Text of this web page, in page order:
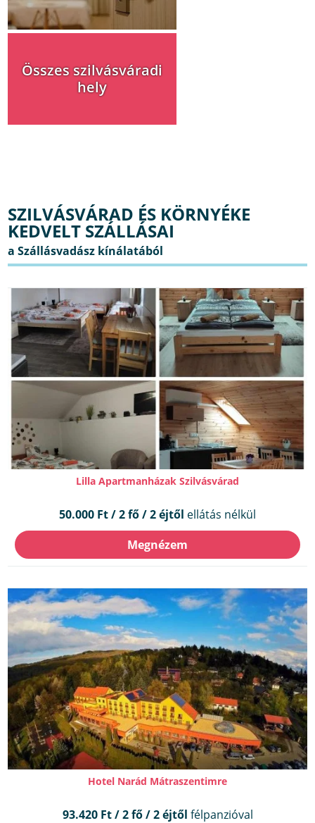
Összes szilvásváradi
hely
SZILVÁSVÁRAD ÉS KÖRNYÉKE
KEDVELT SZÁLLÁSAI
Lilla Apartmanházak Szilvásvárad
50.000 Ft / 2 fő / 2 éjtől ellátás nélkül
Megnézem
Hotel Narád Mátraszentimre
93.420 Ft / 2 fő / 2 éjtől félpanzióval